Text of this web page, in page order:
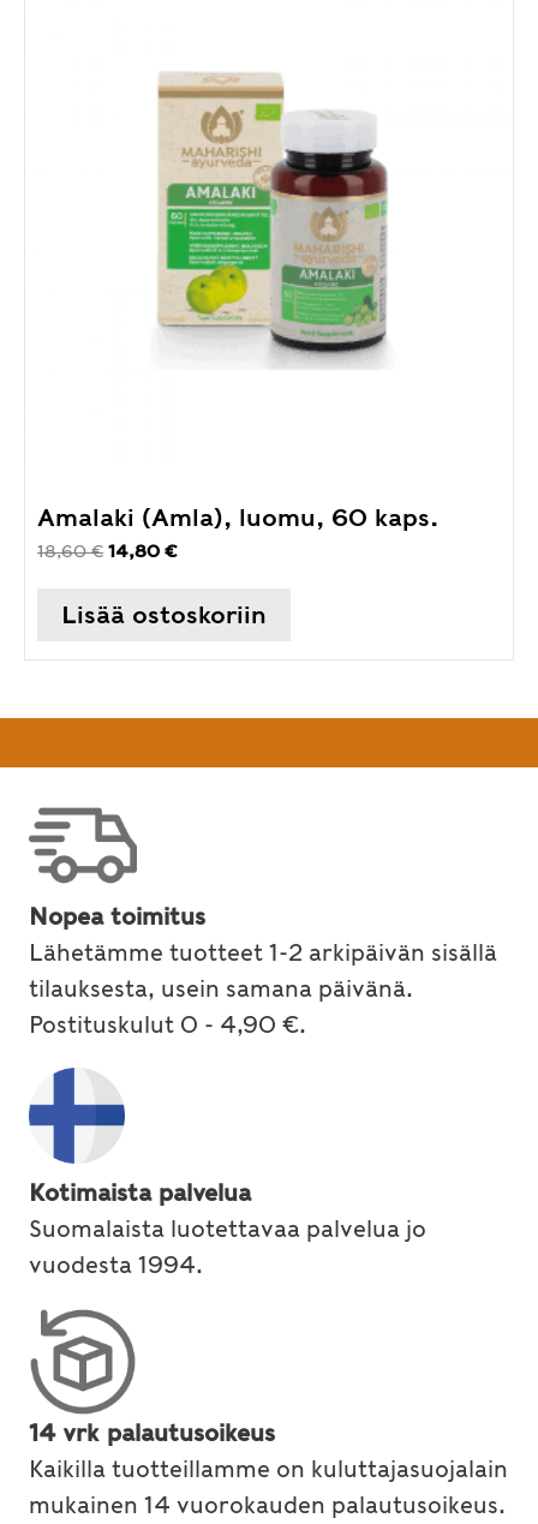
Amalaki (Amla), luomu, 60 kaps.
18,60€ Alkuperäinen
oli:
18,60 €.
14,80 €Nykyinen
on:
14,80 €.
Lisää ostoskoriin
Nopea toimitus
Lähetämme tuotteet 1-2 arkipäivän sisällä
tilauksesta, usein samana päivänä.
Postituskulut 0 - 4,90 €.
Kotimaista palvelua
Suomalaista luotettavaa palvelua jo
vuodesta 1994.
14 vrk palautusoikeus
Kaikilla tuotteillamme on kuluttajasuojalain
mukainen 14 vuorokauden palautusoikeus.